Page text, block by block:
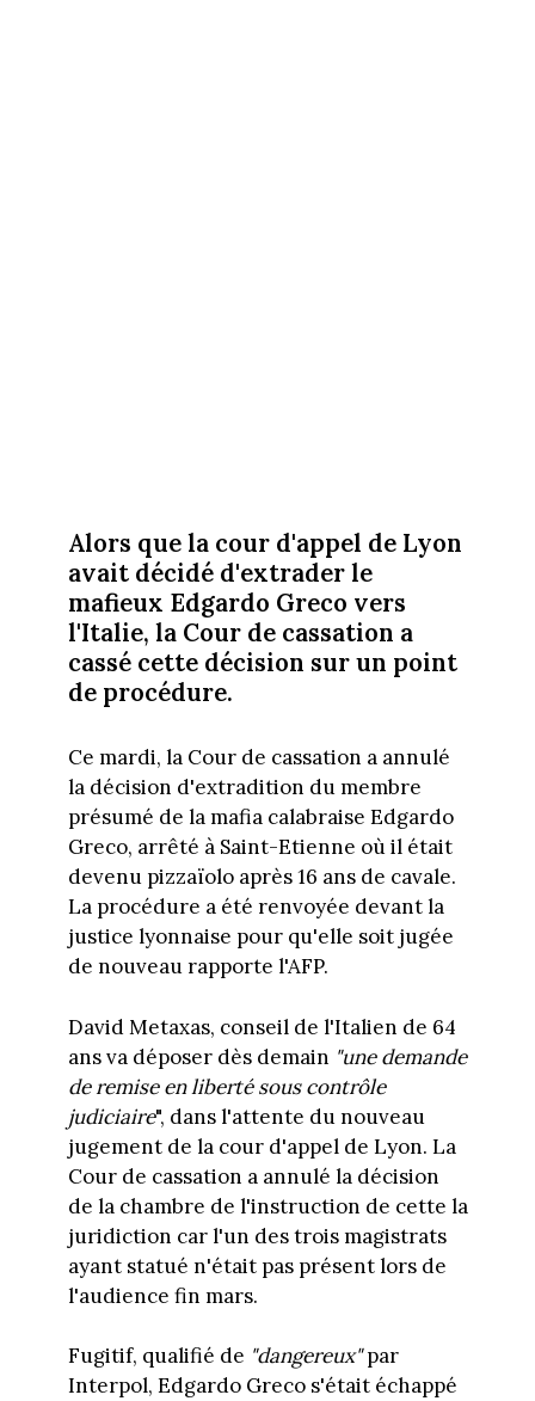
Alors que la cour d'appel de Lyon
avait décidé d'extrader le
mafieux Edgardo Greco vers
l'Italie, la Cour de cassation a
cassé cette décision sur un point
de procédure.
Ce mardi, la Cour de cassation a annulé
la décision d'extradition du membre
présumé de la mafia calabraise Edgardo
Greco, arrêté à Saint-Etienne où il était
devenu pizzaïolo après 16 ans de cavale.
La procédure a été renvoyée devant la
justice lyonnaise pour qu'elle soit jugée
de nouveau rapporte l'AFP.
David Metaxas, conseil de l'Italien de 64
ans va déposer dès demain "une demande
de remise en liberté sous contrôle
judiciaire", dans l'attente du nouveau
jugement de la cour d'appel de Lyon. La
Cour de cassation a annulé la décision
de la chambre de l'instruction de cette la
juridiction car l'un des trois magistrats
ayant statué n'était pas présent lors de
l'audience fin mars.
Fugitif, qualifié de "dangereux"par
Interpol, Edgardo Greco s'était échappé